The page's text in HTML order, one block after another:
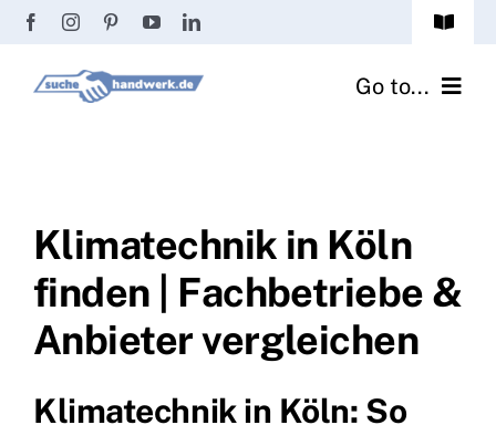
Zum
springen
Toggle
Passwort vergessen? Go to...
Handwerker Ratgeber
Wir über uns
Klimatechnik in Köln
finden | Fachbetriebe &
Anbieter vergleichen
Klimatechnik in Köln: So